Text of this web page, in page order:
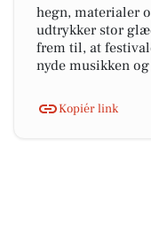
hegn, materialer
udtrykker stor
frem til, at
nyde musikken
Kopiér link